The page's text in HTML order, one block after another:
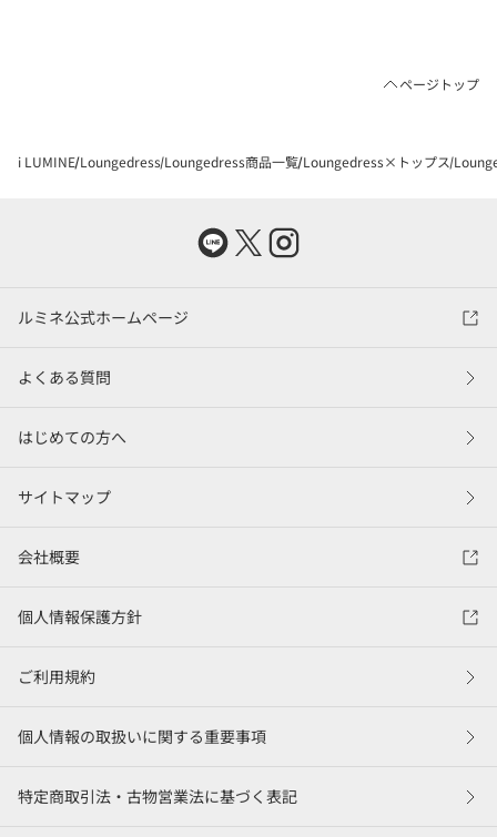
ページトップ
i LUMINE Loungedress Loungedress商品一覧 Loungedress×トップス
ルミネ公式ホームページ
よくある質問
はじめての方へ
サイトマップ
会社概要
個人情報保護方針
ご利用規約
個人情報の取扱いに関する重要事項
特定商取引法・古物営業法に基づく表記